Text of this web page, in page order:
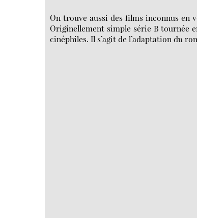
On trouve aussi des films inconnus en
Originellement simple série B tournée
cinéphiles. Il s’agit de l’adaptation du